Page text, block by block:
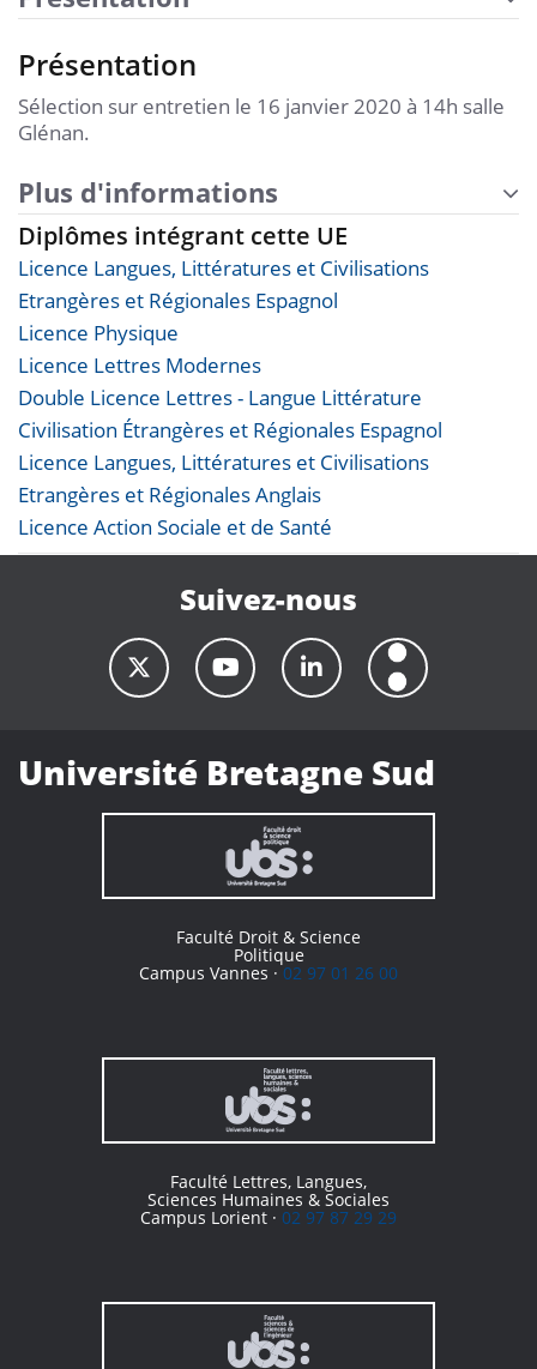
Présentation
Sélection sur entretien le 16 janvier 2020 à 14h salle
Glénan.
Plus d'informations
Diplômes intégrant cette UE
Licence Langues, Littératures et Civilisations
Etrangères et Régionales Espagnol
Licence Physique
Licence Lettres Modernes
Double Licence Lettres - Langue Littérature
Civilisation Étrangères et Régionales Espagnol
Licence Langues, Littératures et Civilisations
Etrangères et Régionales Anglais
Licence Action Sociale et de Santé
Suivez-nous
Université Bretagne Sud
Faculté Droit & Science
Politique
Campus Vannes ·02 97 01 26 00
Faculté Lettres, Langues,
Sciences Humaines & Sociales
Campus Lorient · 02 97 87 29 29